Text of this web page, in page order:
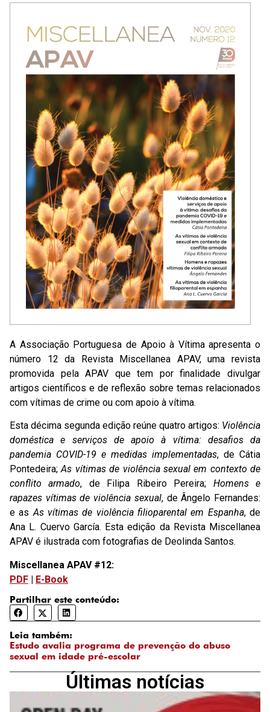
A Associação Portuguesa de Apoio à Vítima apresenta o
número 12 da Revista Miscellanea APAV, uma revista
promovida pela APAV que tem por finalidade divulgar
artigos científicos e de reflexão sobre temas relacionados
com vítimas de crime ou com apoio à vítima.
Esta décima segunda edição reúne quatro artigos: Violência
doméstica e serviços de apoio à vítima: desafios da
pandemia COVID-19 e medidas implementadas, de Cátia
Pontedeira;As vítimas de violência sexual em contexto de
conflito armado, de Filipa Ribeiro Pereira; Homens e
rapazes vítimas de violência sexual, de Ângelo Fernandes:
e asAs vítimas de violência filioparental em Espanha, de
Ana L. Cuervo García. Esta edição da Revista Miscellanea
APAV é ilustrada com fotografias de Deolinda Santos.
Miscellanea APAV #12:
PDF | E-Book
Partilhar este conteúdo:
Leia também:
Estudo avalia programa de prevenção do abuso
sexual em idade pré-escolar
Últimas notícias